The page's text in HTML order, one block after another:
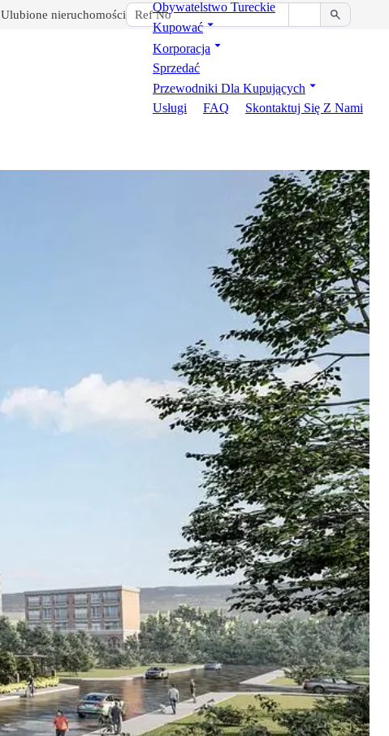
Ulubione nieruchomości
Obywatelstwo Tureckie
Kupować
Korporacja
Sprzedać
Przewodniki Dla Kupujących
Usługi
FAQ Skontaktuj Się Z Nami